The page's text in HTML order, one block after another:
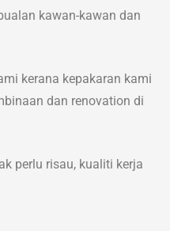
kawan-kawan dan
kerana kepakaran kami
dan renovation di
perlu risau, kualiti kerja